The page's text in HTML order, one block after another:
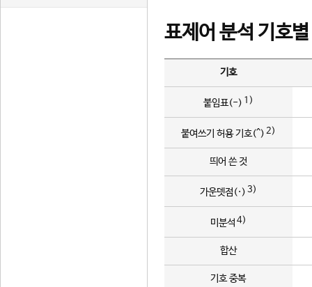
표제어 분석 기호
기호
붙임표(-) 1)
붙여쓰기 허용 기호(^) 2)
띄어 쓴 것
가운뎃점(·) 3)
미분석 4)
합산
기호 중복